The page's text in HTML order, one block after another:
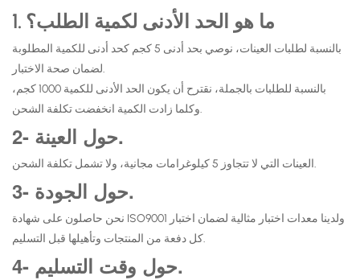
1. ما هو الحد الأدنى لكمية الطلب؟
بالنسبة لطلبات العينات، نوصي بحد أدنى 5 كجم كحد أدنى للكمية المطلوبة
لضمان صحة الاختبار.
بالنسبة للطلبات بالجملة، نقترح أن يكون الحد الأدنى للكمية 1000 كجم،
وكلما زادت الكمية انخفضت تكلفة الشحن.
2- حول العينة.
العينات التي لا تتجاوز 5 كيلوغرامات مجانية، ولا تشمل تكلفة الشحن.
3- حول الجودة.
نحن حاصلون على شهادة ISO9001 ولدينا معدات اختبار مثالية لضمان اختبار
كل دفعة من المنتجات وتأهيلها قبل التسليم.
4- حول وقت التسليم.